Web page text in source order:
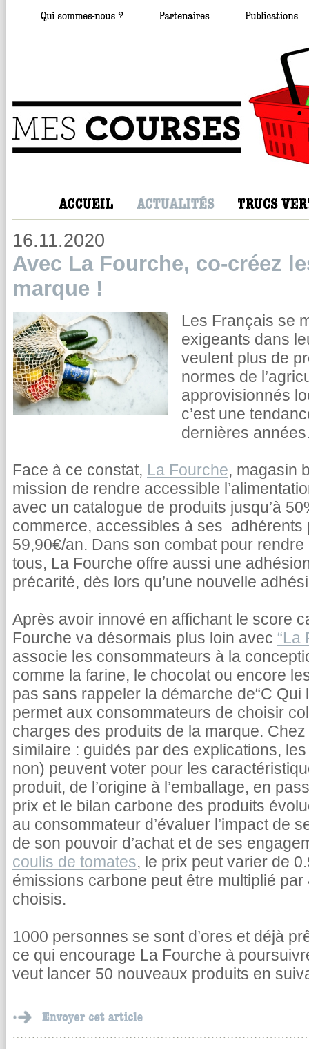
16.11.2020
Avec La Fourche, co-créez
marque !
Les Français se
exigeants dans
veulent plus de
normes de
approvisionnés
c’est une
dernières
Face à ce constat, La Fourche, magasin
mission de rendre accessible
avec un catalogue de produits jusqu’à
commerce, accessibles à ses adhérents
59,90€/an. Dans son combat pour
tous, La Fourche offre aussi une
précarité, dès lors qu’une nouvelle
Après avoir innové en affichant le score
Fourche va désormais plus loin avec “La
associe les consommateurs à la
comme la farine, le chocolat ou encore
pas sans rappeler la démarche de“C Qui
permet aux consommateurs de choisir
charges des produits de la marque.
similaire : guidés par des explications,
non) peuvent voter pour les
produit, de l’origine à l’emballage, en
prix et le bilan carbone des produits
au consommateur d’évaluer l’impact de
de son pouvoir d’achat et de ses
coulis de tomates, le prix peut varier de
émissions carbone peut être multiplié
choisis.
1000 personnes se sont d’ores et déjà
ce qui encourage La Fourche à
veut lancer 50 nouveaux produits en